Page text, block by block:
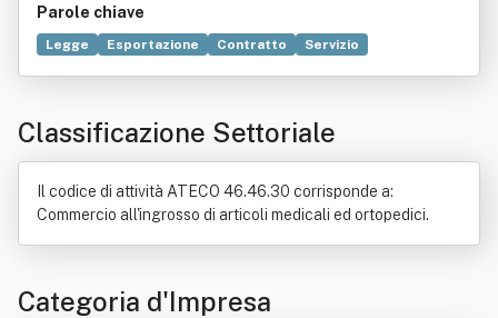
Parole chiave
Legge Esportazione Contratto
Servizio
Settore primario
Tecnologia Telematica
Classificazione Settoriale
Il codice di attività ATECO 46.46.30 corrisponde a:
Commercio all'ingrosso di articoli medicali ed ortopedici.
Categoria d'Impresa